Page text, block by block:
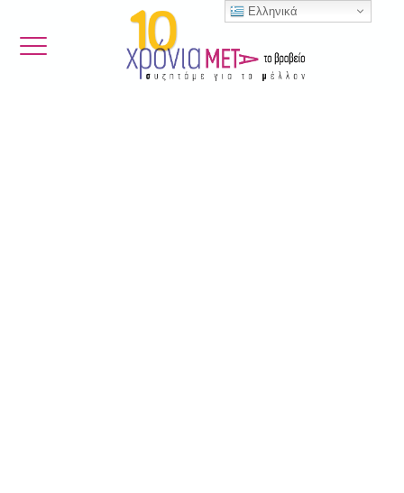
[woocommerce_my_account]
Ελληνικά